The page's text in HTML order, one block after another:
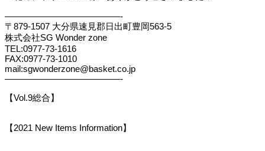
—————————————-
〒879-1507 大分県速見郡日出町豊岡563-5
株式会社SG Wonder zone
TEL:0977-73-1616
FAX:0977-73-1010
mail:sgwonderzone@basket.co.jp
—————————————-
【Vol.9総合】
【2021 New Items Information】